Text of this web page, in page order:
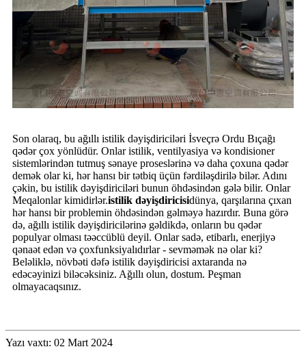
Son olaraq, bu ağıllı istilik dəyişdiriciləri İsveçrə Ordu Bıçağı
qədər çox yönlüdür. Onlar istilik, ventilyasiya və kondisioner
sistemlərindən tutmuş sənaye proseslərinə və daha çoxuna qədər
demək olar ki, hər hansı bir tətbiq üçün fərdiləşdirilə bilər. Adını
çəkin, bu istilik dəyişdiriciləri bunun öhdəsindən gələ bilir. Onlar
Meqalonlar kimidirlər.istilik dəyişdiricisidünya, qarşılarına çıxan
hər hansı bir problemin öhdəsindən gəlməyə hazırdır. Buna görə
də, ağıllı istilik dəyişdiricilərinə gəldikdə, onların bu qədər
populyar olması təəccüblü deyil. Onlar sadə, etibarlı, enerjiyə
qənaət edən və çoxfunksiyalıdırlar - sevməmək nə olar ki?
Beləliklə, növbəti dəfə istilik dəyişdiricisi axtaranda nə
edəcəyinizi biləcəksiniz. Ağıllı olun, dostum. Peşman
olmayacaqsınız.
Yazı vaxtı: 02 Mart 2024